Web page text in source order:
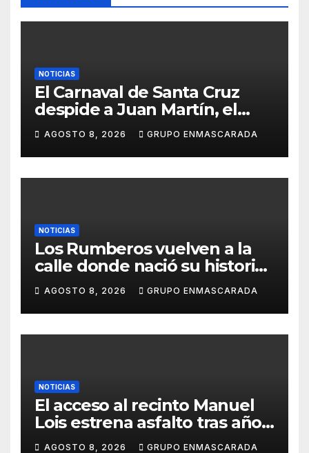
NOTICIAS
El Carnaval de Santa Cruz
despide a Juan Martín, el
inolvidable «Cristóbal Colón»
AGOSTO 8, 2026 GRUPO ENMASCARADA
NOTICIAS
Los Rumberos vuelven a la
calle donde nació su historia:
51 años después, el mismo
barrio, el mismo orgullo
AGOSTO 8, 2026 GRUPO ENMASCARADA
NOTICIAS
El acceso al recinto Manuel
Lois estrena asfalto tras años
de espera
AGOSTO 8, 2026 GRUPO ENMASCARADA